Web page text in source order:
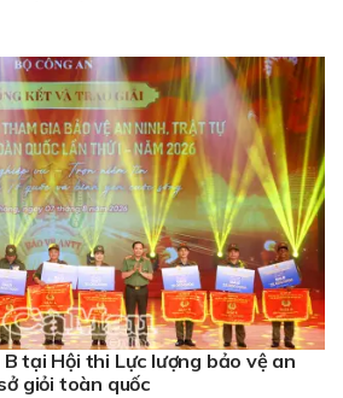
tại Hội thi Lực lượng bảo vệ an
giỏi toàn quốc